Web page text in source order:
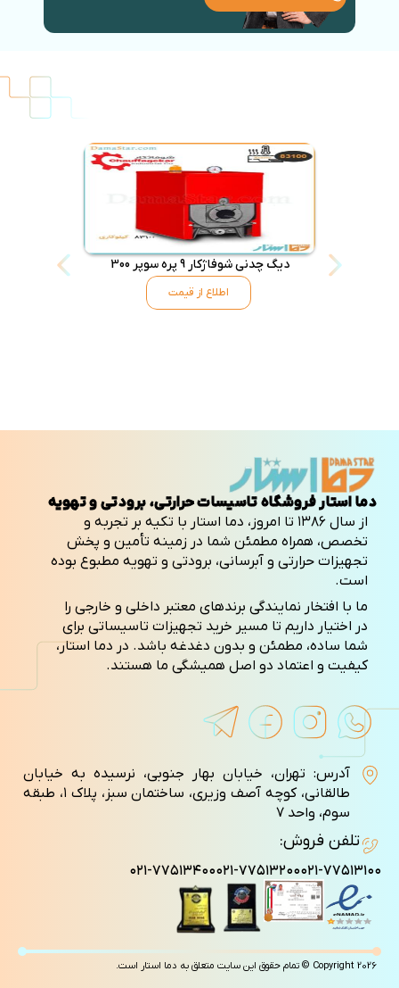
دیگ چدنی شوفاژکار 9 پره سوپر 300
اطلاع از قیمت
دما استار فروشگاه تاسیسات حرارتی، برودتی و تهویه
از سال ۱۳۸۶ تا امروز، دما استار با تکیه بر تجربه و
تخصص، همراه مطمئن شما در زمینه تأمین و پخش
تجهیزات حرارتی و آبرسانی، برودتی و تهویه مطبوع بوده
است.
ما با افتخار نمایندگی برندهای معتبر داخلی و خارجی را
در اختیار داریم تا مسیر خرید تجهیزات تاسیساتی برای
شما ساده، مطمئن و بدون دغدغه باشد. در دما استار،
کیفیت و اعتماد دو اصل همیشگی ما هستند.
آدرس: تهران، خیابان بهار جنوبی، نرسیده به خیابان
طالقانی، کوچه آصف وزيری، ساختمان سبز، پلاک ۱، طبقه
سوم، واحد ۷
تلفن فروش:
۰۲۱-۷۷۵۱۳۱۰۰۰۲۱-۷۷۵۱۳۲۰۰۰۲۱-۷۷۵۱۳۴۰۰
Copyright 2026 © تمام حقوق این سایت متعلق به دما استار است.